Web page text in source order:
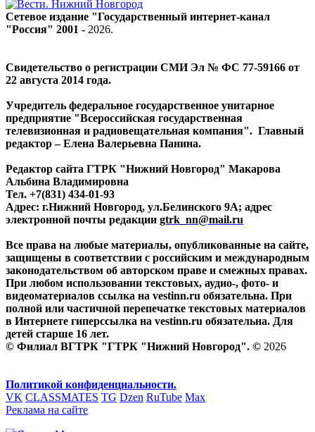
Сетевое издание "Государственный интернет-канал
"Россия" 2001 - 2026.
Свидетельство о регистрации СМИ Эл № ФС 77-59166 от
22 августа 2014 года.
Учредитель федеральное государственное унитарное
предприятие "Всероссийская государственная
телевизионная и радиовещательная компания". Главный
редактор – Елена Валерьевна Панина.
Редактор сайта ГТРК "Нижний Новгород" Макарова
Альбина Владимировна
Тел. +7(831) 434-01-93
Адрес: г.Нижний Новгород, ул.Белинского 9А; адрес
электронной почты редакции gtrk_nn@mail.ru
Все права на любые материалы, опубликованные на сайте,
защищены в соответствии с российским и международным
законодательством об авторском праве и смежных правах.
При любом использовании текстовых, аудио-, фото- и
видеоматериалов ссылка на vestinn.ru обязательна. При
полной или частичной перепечатке текстовых материалов
в Интернете гиперссылка на vestinn.ru обязательна. Для
детей старше 16 лет.
© Филиал ВГТРК "ГТРК "Нижний Новгород". © 2026
Политикой конфиденциальности.
VK CLASSMATES TG Dzen RuTube Max
Реклама на сайте